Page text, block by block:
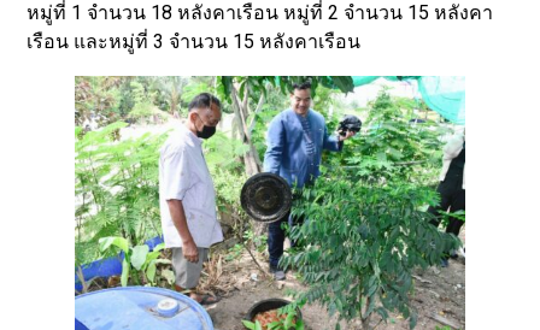
หมู่ที่ 1 จำนวน 18 หลังคาเรือน หมู่ที่ 2 จำนวน 15 หลังคา
เรือน และหมู่ที่ 3 จำนวน 15 หลังคาเรือน